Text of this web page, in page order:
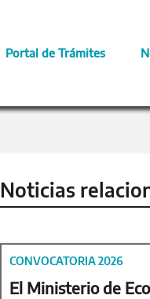
Portal de Trámites
Noticias
CONVOCATORIA 2026
El Ministerio de